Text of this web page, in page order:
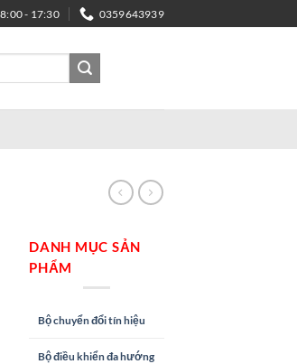
- 17:30 0359643939
DANH MỤC SẢN
PHẨM
Bộ chuyển đổi tín hiệu
Bộ điều khiển đa hướng